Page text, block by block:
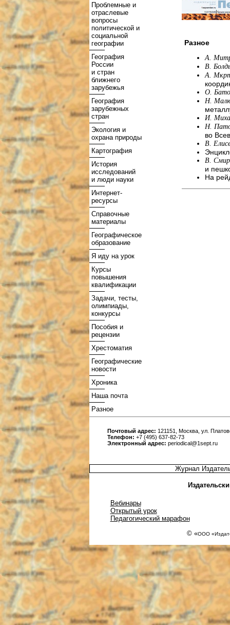
Проблемные и
отраслевые
вопросы
политической и
социальной
географии
География
России
и стран
ближнего
зарубежья
География
зарубежных
стран
Экология и
охрана природы
Картография
История
исследований
и люди науки
Интернет-
ресурсы
Справочные
материалы
Географическое
образование
Я иду на урок
Курсы
повышения
квалификации
Задачи, тесты,
олимпиады,
конкурсы
Пособия и
рецензии
Хрестоматия
Географические
новости
Хроника
Наша почта
Разное
Разное
А.
В.
А.
О.
Н.
И.
Н.
во
В.
В.
и
На
Почтовый адрес: 121151, Москва, ул.
Телефон: +7 (495) 637-82-73
Электронный адрес: periodical@1sept.ru
Журнал
Вебинары
Открытый урок
Педагогический марафон
© «ООО